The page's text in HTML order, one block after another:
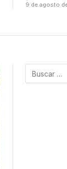
9 de agosto